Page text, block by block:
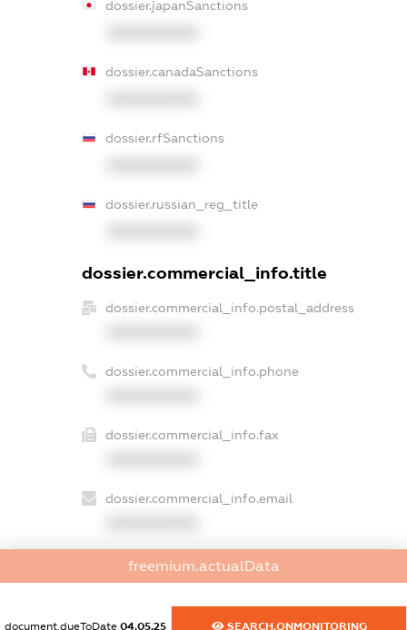
dossier.japanSanctions
dossier.canadaSanctions
dossier.rfSanctions
dossier.russian_reg_title
dossier.commercial_info.title
dossier.commercial_info.postal_address
dossier.commercial_info.phone
dossier.commercial_info.fax
dossier.commercial_info.email
dossier.commercial_info.website
XXXXXXXXXX
dossier.commercial_info.activity
freemium.actualData
document.dueToDate 04.05.25 SEARCH.ONMONITORING